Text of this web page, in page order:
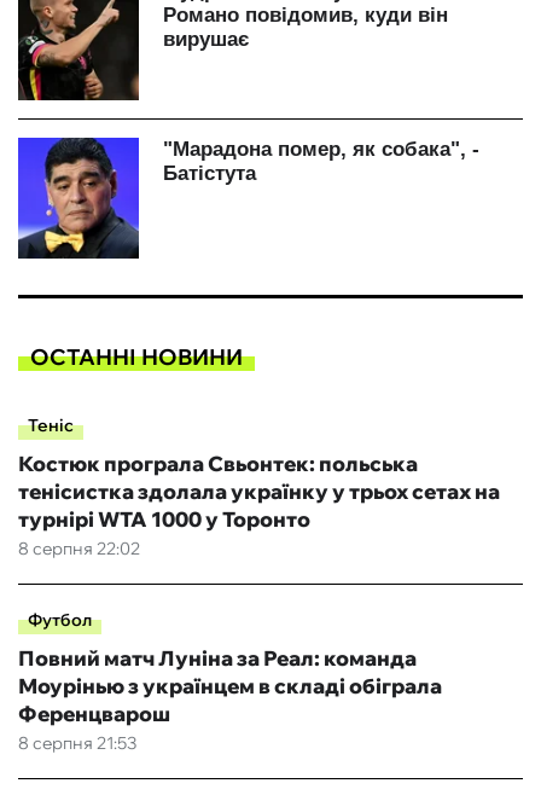
ОСТАННІ НОВИНИ
Теніс
8 серпня 22:02
Костюк програла Свьонтек: польська
тенісистка здолала українку у трьох сетах на
турнірі WTA 1000 у Торонто
Футбол
8 серпня 21:53
Повний матч Луніна за Реал: команда
Моурінью з українцем в складі обіграла
Ференцварош